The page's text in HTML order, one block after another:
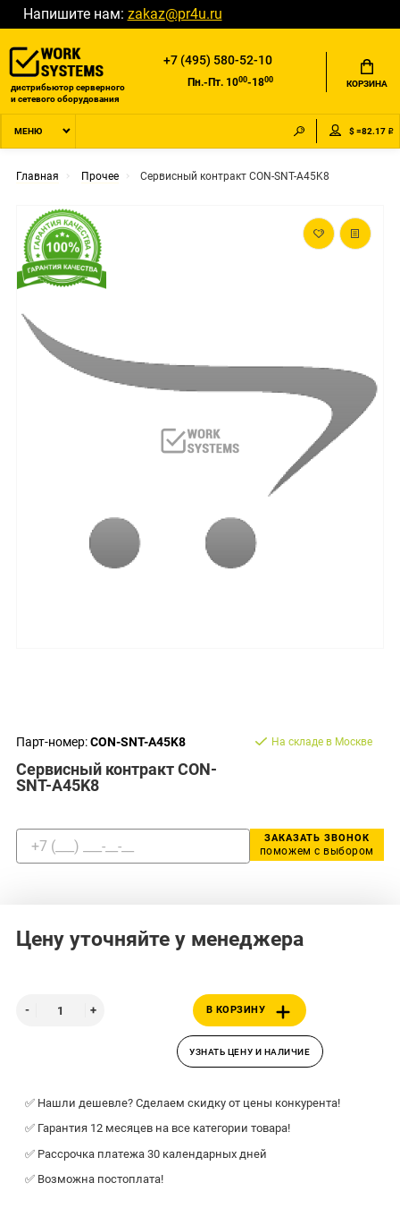
Напишите нам: zakaz@pr4u.ru
дистрибьютор серверного
и сетевого оборудования
+7 (495) 580-52-10
Пн.-Пт. 1000-1800 КОРЗИНА
МЕНЮ $ =82.17 ₽
Главная Прочее Сервисный контракт CON-SNT-A45K8
Парт-номер:CON-SNT-A45K8
Сервисный контракт CON-
SNT-A45K8
На складе в Москве
ЗАКАЗАТЬ ЗВОНОК
поможем с выбором
Цену уточняйте у менеджера
В КОРЗИНУ
УЗНАТЬ ЦЕНУ И НАЛИЧИЕ
✅ Нашли дешевле? Сделаем скидку от цены конкурента!
✅ Гарантия 12 месяцев на все категории товара!
✅ Рассрочка платежа 30 календарных дней
✅ Возможна постоплата!